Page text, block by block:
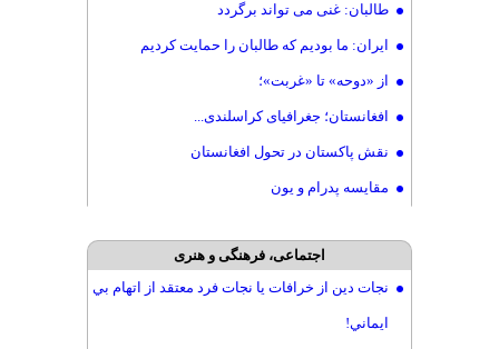
گفتگوی تلفنی والی هرات و والی خراسان رضوی
قالین افغانستان به «۳۷ کشور جهان» صادر می‌شود
رهبری راستین با مرگی سرشار از پیام، عزت و معنا
طالبان: غنی می تواند برگردد
ایران: ما بودیم که طالبان را حمایت کردیم
‏از «دوحه» تا «غربت»؛
افغانستان؛ جغرافیای کراسلندی...
نقش پاکستان در تحول افغانستان
مقایسه پدرام و یون
اجتماعی، فرهنگی و هنری
نجات دين از خرافات يا نجات فرد معتقد از اتهام بي
ايماني!